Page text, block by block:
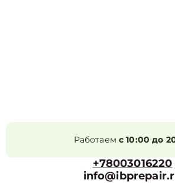
Работаем с 10:00 до
+78003016220